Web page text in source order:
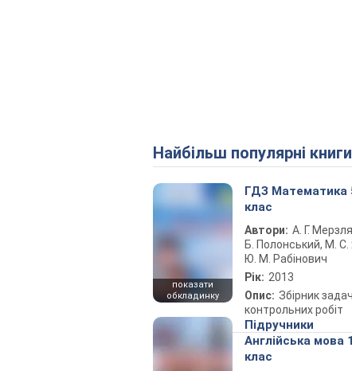
Найбільш популярні книги
показати
обкладинку
ГДЗ Математика
клас
Автори: А. Г.
Б. Полонський, М. С.
Ю. М. Рабінович
Рік: 2013
Опис: Збірник задач
контрольних робіт
Підручники
Англійська мова
клас